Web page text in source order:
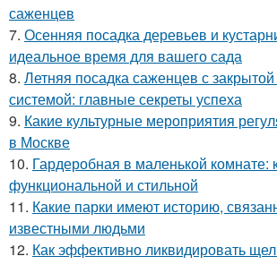
саженцев
7. Осенняя посадка деревьев и
идеальное время для вашего сада
8. Летняя посадка саженцев с
системой: главные секреты успеха
9. Какие культурные мероприятия
в Москве
10. Гардеробная в маленькой комнате:
функциональной и стильной
11. Какие парки имеют историю,
известными людьми
12. Как эффективно ликвидировать